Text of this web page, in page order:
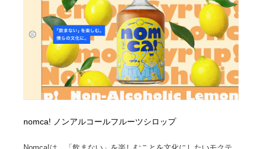
nomca! ノンアルコールフルーツシロップ